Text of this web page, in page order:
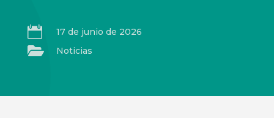
 17 de junio de 2026
 Noticias